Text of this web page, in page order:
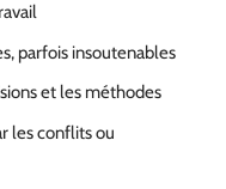
parfois insoutenables
et les méthodes
les conflits ou